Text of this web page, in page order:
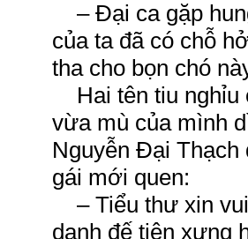
– Đại ca gặp
của ta đã có chỗ
tha cho bọn chó
Hai tên tiu nghỉu
vừa mù của mình
Nguyễn Đại
gái mới quen:
– Tiểu thư xin
danh đế tiện xưng